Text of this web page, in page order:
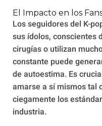
El Impacto en los
Los seguidores del K-
sus ídolos, conscientes
cirugías o utilizan
constante puede
de autoestima. Es
amarse a sí mismos tal
ciegamente los
industria.